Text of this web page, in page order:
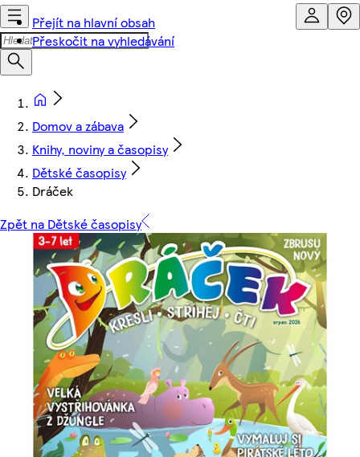
Přejít na hlavní obsah
Přeskočit na vyhledávání
Domov a zábava
Knihy, noviny a časopisy
Dětské časopisy
Dráček
Zpět na Dětské časopisy